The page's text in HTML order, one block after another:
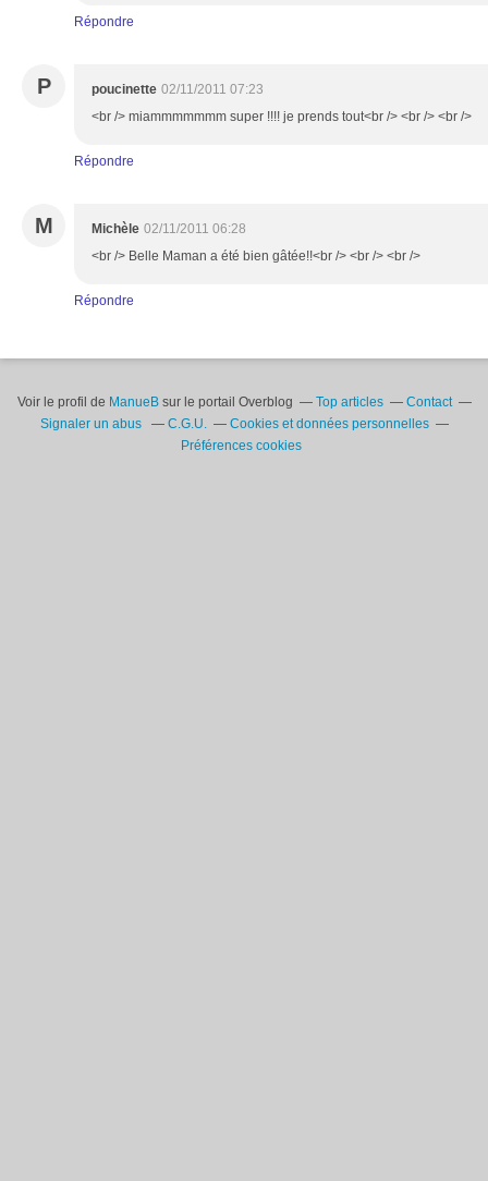
Répondre
P poucinette 02/11/2011 07:23
<br /> miammmmmmm super !!!! je prends tout<br /> <br /> <br />
Répondre
M Michèle 02/11/2011 06:28
<br /> Belle Maman a été bien gâtée!!<br /> <br /> <br />
Répondre
Voir le profil de ManueBsur le portail Overblog Top articles
Contact
Signaler un abus
C.G.U.
Cookies et données personnelles
Préférences cookies